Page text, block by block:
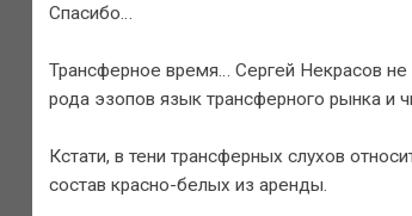
Спасибо…
Трансферное время… Сергей Некрасов не
рода эзопов язык трансферного рынка и
Кстати, в тени трансферных слухов
состав красно-белых из аренды.